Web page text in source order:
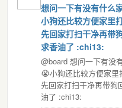
想问一下有没有什么
小狗还比较方便家里
先回家打扫干净再带
求香油了 :chi13:
@board 想问一下有没
😭小狗还比较方便家里
先回家打扫干净再带狗
油了 :chi13: